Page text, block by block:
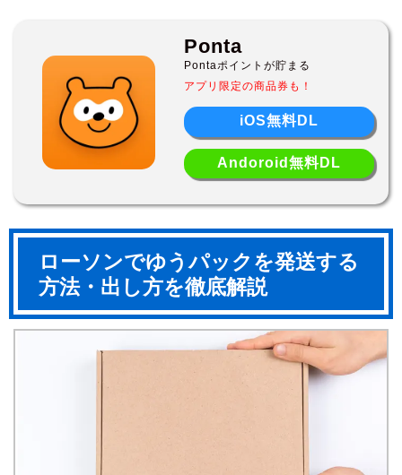
Ponta
Pontaポイントが貯まる
アプリ限定の商品券も！
iOS無料DL
Andoroid無料DL
ローソンでゆうパックを発送する
方法・出し方を徹底解説